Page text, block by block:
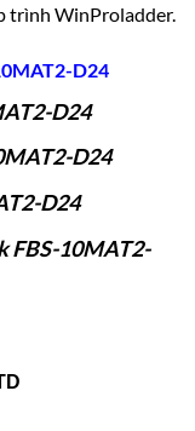
trình WinProladder.
D24
D24
D24
D24
FBS-10MAT2-